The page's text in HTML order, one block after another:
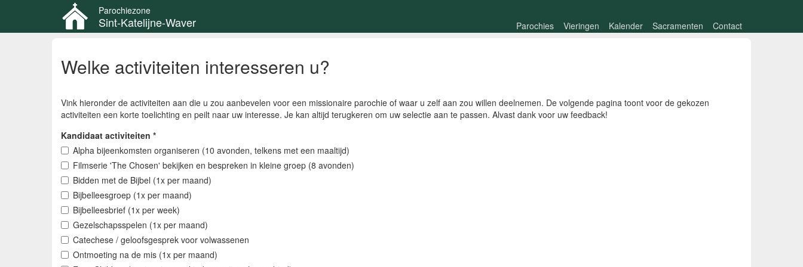
Parochiezone
Sint-Katelijne-Waver Parochies Vieringen Kalender Sacramenten Contact
Welke activiteiten interesseren u?
Vink hieronder de activiteiten aan die u zou aanbevelen voor een missionaire parochie of waar u zelf aan zou willen deelnemen. De volgende pagina toont voor de gekozen
activiteiten een korte toelichting en peilt naar uw interesse. Je kan altijd terugkeren om uw selectie aan te passen. Alvast dank voor uw feedback!
Kandidaat activiteiten *
Alpha bijeenkomsten organiseren (10 avonden, telkens met een maaltijd)
Filmserie 'The Chosen' bekijken en bespreken in kleine groep (8 avonden)
Bidden met de Bijbel (1x per maand)
Bijbelleesgroep (1x per maand)
Bijbelleesbrief (1x per week)
Gezelschapsspelen (1x per maand)
Catechese / geloofsgesprek voor volwassenen
Ontmoeting na de mis (1x per maand)